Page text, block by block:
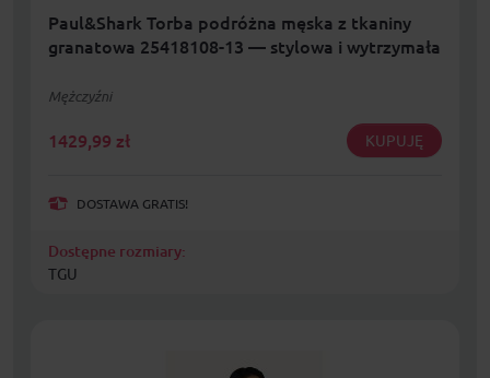
Paul&Shark Torba podróżna męska z tkaniny
granatowa 25418108-13 — stylowa i wytrzymała
Mężczyźni
1429,99 zł KUPUJĘ
DOSTAWA GRATIS!
Dostępne rozmiary:
TGU